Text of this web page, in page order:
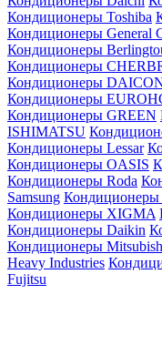
Кондиционеры Toshiba
Кондиционеры General
Кондиционеры
Кондиционеры
Кондиционеры
Кондиционеры
Кондиционеры GREEN
ISHIMATSU
Кондиционеры Lessar
Кондиционеры OASIS
Кондиционеры Roda
Samsung Кондиционеры
Кондиционеры XIGMA
Кондиционеры Daikin
Кондиционеры
Heavy Industries
Fujitsu